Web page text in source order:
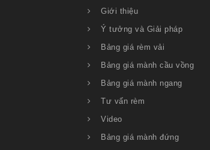
Giới thiệu
Ý tưởng và Giải pháp
Bảng giá rèm vải
Bảng giá mành cầu vồng
Bảng giá mành ngang
Tư vấn rèm
Video
Bảng giá mành đứng